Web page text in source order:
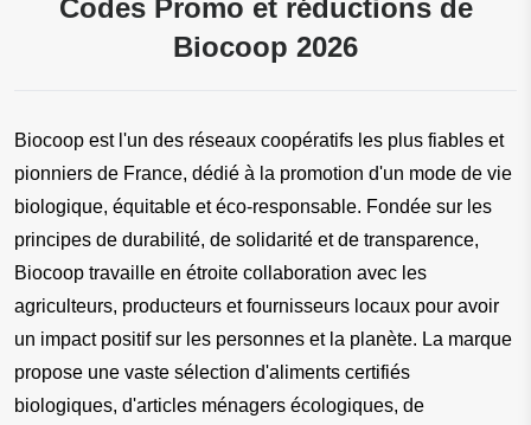
Codes Promo et réductions de
Biocoop 2026
Biocoop est l'un des réseaux coopératifs les plus fiables et
pionniers de France, dédié à la promotion d'un mode de vie
biologique, équitable et éco-responsable. Fondée sur les
principes de durabilité, de solidarité et de transparence,
Biocoop travaille en étroite collaboration avec les
agriculteurs, producteurs et fournisseurs locaux pour avoir
un impact positif sur les personnes et la planète. La marque
propose une vaste sélection d'aliments certifiés
biologiques, d'articles ménagers écologiques, de